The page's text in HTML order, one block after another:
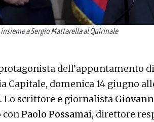
insieme a Sergio Mattarella al Quirinale
dell’appuntamento
Capitale, domenica 14 giugno
Lo scrittore e giornalista
conPaolo Possamai, direttore